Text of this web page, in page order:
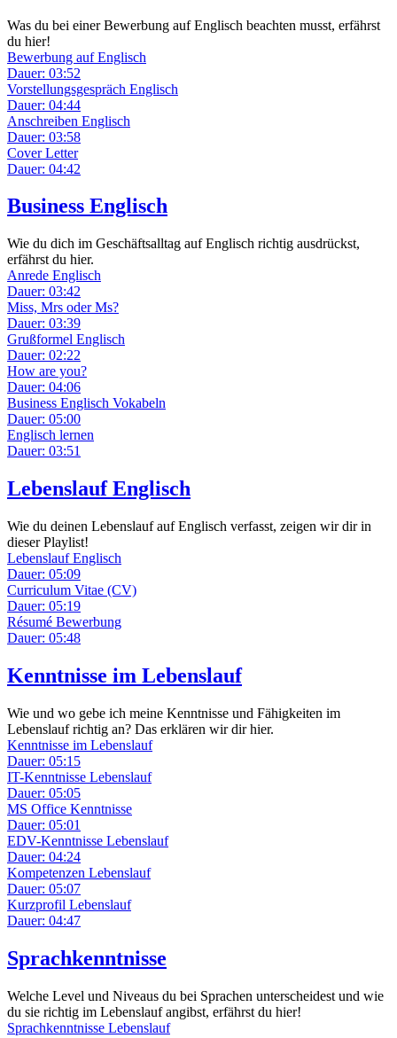
Was du bei einer Bewerbung auf Englisch beachten musst, erfährst
du hier!
Bewerbung auf Englisch
Dauer: 03:52
Vorstellungsgespräch Englisch
Dauer: 04:44
Anschreiben Englisch
Dauer: 03:58
Cover Letter
Dauer: 04:42
Business Englisch
Wie du dich im Geschäftsalltag auf Englisch richtig ausdrückst,
erfährst du hier.
Anrede Englisch
Dauer: 03:42
Miss, Mrs oder Ms?
Dauer: 03:39
Grußformel Englisch
Dauer: 02:22
How are you?
Dauer: 04:06
Business Englisch Vokabeln
Dauer: 05:00
Englisch lernen
Dauer: 03:51
Lebenslauf Englisch
Wie du deinen Lebenslauf auf Englisch verfasst, zeigen wir dir in
dieser Playlist!
Lebenslauf Englisch
Dauer: 05:09
Curriculum Vitae (CV)
Dauer: 05:19
Résumé Bewerbung
Dauer: 05:48
Kenntnisse im Lebenslauf
Wie und wo gebe ich meine Kenntnisse und Fähigkeiten im
Lebenslauf richtig an? Das erklären wir dir hier.
Kenntnisse im Lebenslauf
Dauer: 05:15
IT-Kenntnisse Lebenslauf
Dauer: 05:05
MS Office Kenntnisse
Dauer: 05:01
EDV-Kenntnisse Lebenslauf
Dauer: 04:24
Kompetenzen Lebenslauf
Dauer: 05:07
Kurzprofil Lebenslauf
Dauer: 04:47
Sprachkenntnisse
Welche Level und Niveaus du bei Sprachen unterscheidest und wie
du sie richtig im Lebenslauf angibst, erfährst du hier!
Sprachkenntnisse Lebenslauf